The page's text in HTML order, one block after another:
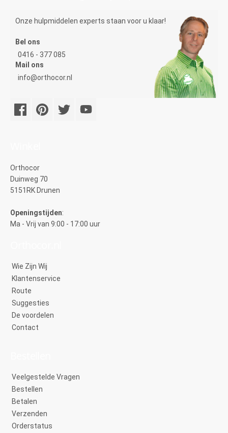
Onze hulpmiddelen experts staan voor u klaar!
Bel ons
0416 - 377 085
Mail ons
info@orthocor.nl
Orthocor
Duinweg 70
5151RK Drunen
Openingstijden:
Ma - Vrij van 9:00 - 17:00 uur
Wie Zijn Wij
Klantenservice
Route
Suggesties
De voordelen
Contact
Veelgestelde Vragen
Bestellen
Betalen
Verzenden
Orderstatus